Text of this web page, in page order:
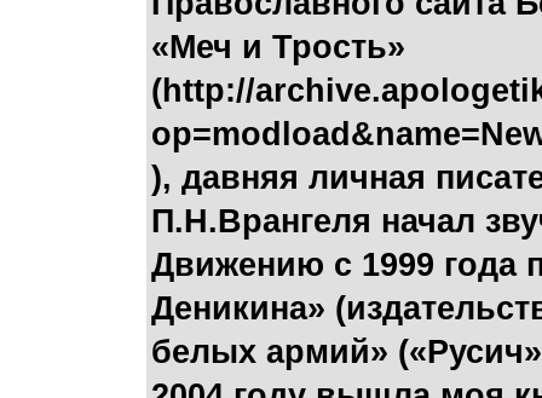
«Меч и Трость»
(http://
), давняя личная
П.Н.Врангеля начал
Движению с 1999 года
Деникина»
белых армий»